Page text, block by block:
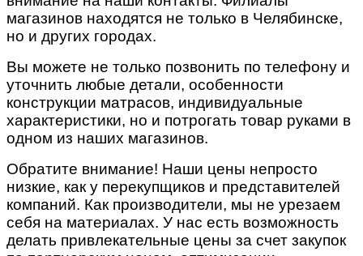
магазинов находятся не только в Челябинске,
но и других городах.
Вы можете не только позвонить по телефону и
уточнить любые детали, особенности
конструкции матрасов, индивидуальные
характеристики, но и потрогать товар руками в
одном из наших магазинов.
Обратите внимание! Наши цены непросто
низкие, как у перекупщиков и представителей
компаний. Как производители, мы не урезаем
себя на материалах. У нас есть возможность
делать привлекательные цены за счет закупок